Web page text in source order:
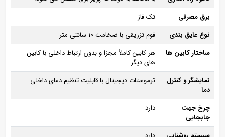
برق مصرفی
تک‌ فاز
نوع عایق‌ بندی
فوم تزریقی با ضخامت 10 سانتی‌ متر
ساختار کابین‌ ها
هر کابین کاملاً مجزا و بدون ارتباط داخلی با کابین‌
های دیگر
نمایشگر و کنترل
دما
ترموستات دیجیتال با قابلیت تنظیم دمای داخلی
چرخ جهت
جابجایی
دارد